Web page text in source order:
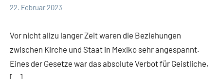
22. Februar 2023
Vor nicht allzu langer Zeit waren die Beziehungen
zwischen Kirche und Staat in Mexiko sehr angespannt.
Eines der Gesetze war das absolute Verbot für Geistliche,